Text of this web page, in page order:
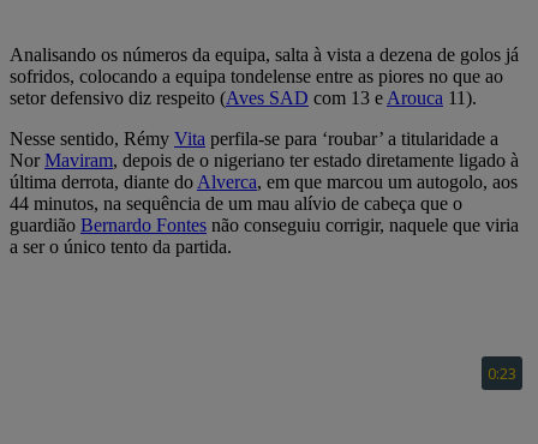
Analisando os números da equipa, salta à vista a dezena de golos já
sofridos, colocando a equipa tondelense entre as piores no que ao
setor defensivo diz respeito (Aves SAD com 13 e Arouca 11).
Nesse sentido, Rémy Vita perfila-se para ‘roubar’ a titularidade a
NorMaviram, depois de o nigeriano ter estado diretamente ligado à
última derrota, diante do Alverca, em que marcou um autogolo, aos
44 minutos, na sequência de um mau alívio de cabeça que o
guardião Bernardo Fontes não conseguiu corrigir, naquele que viria
a ser o único tento da partida.